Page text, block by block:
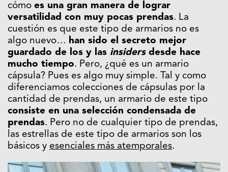
cómo es una gran manera de lograr
versatilidad con muy pocas prendas. La
cuestión es que este tipo de armarios no es
algo nuevo… han sido el secreto mejor
guardado de los y las insidersdesde hace
mucho tiempo. Pero, ¿qué es un armario
cápsula? Pues es algo muy simple. Tal y como
diferenciamos colecciones de cápsulas por la
cantidad de prendas, un armario de este tipo
consiste en una selección condensada de
prendas. Pero no de cualquier tipo de prendas,
las estrellas de este tipo de armarios son los
básicos y esenciales más atemporales.